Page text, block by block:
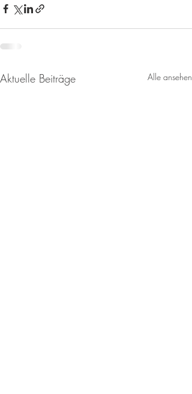
Aktuelle Beiträge Alle ansehen